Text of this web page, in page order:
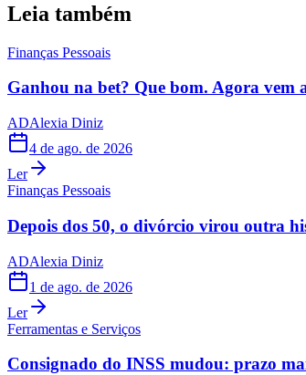
Leia também
Finanças Pessoais
Ganhou na bet? Que bom. Agora vem
ADAlexia Diniz
4 de ago. de 2026
Ler
Finanças Pessoais
Depois dos 50, o divórcio virou outra
ADAlexia Diniz
1 de ago. de 2026
Ler
Ferramentas e Serviços
Consignado do INSS mudou: prazo